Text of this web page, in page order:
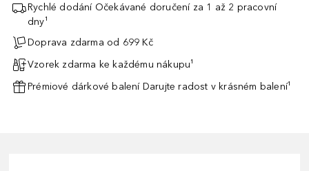
Rychlé dodání Očekávané doručení za 1 až 2 pracovní
dny¹
Doprava zdarma od 699 Kč
Vzorek zdarma ke každému nákupu¹
Prémiové dárkové balení Darujte radost v krásném balení¹